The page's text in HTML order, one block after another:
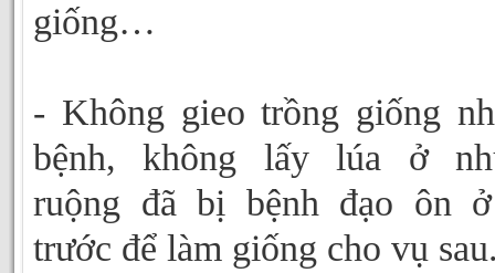
giống…
- Không gieo trồng giống
bệnh, không lấy lúa ở
ruộng đã bị bệnh đạo ôn
trước để làm giống cho vụ